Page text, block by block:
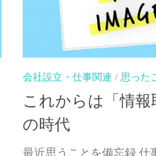
会社設立・仕事関連 / 思った
これからは「情報
の時代
最近思うことを備忘録 仕